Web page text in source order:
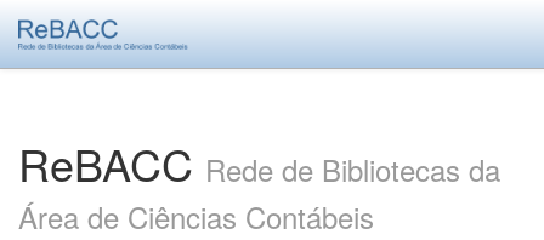
ReBACC Rede de Bibliotecas da
Área de Ciências Contábeis